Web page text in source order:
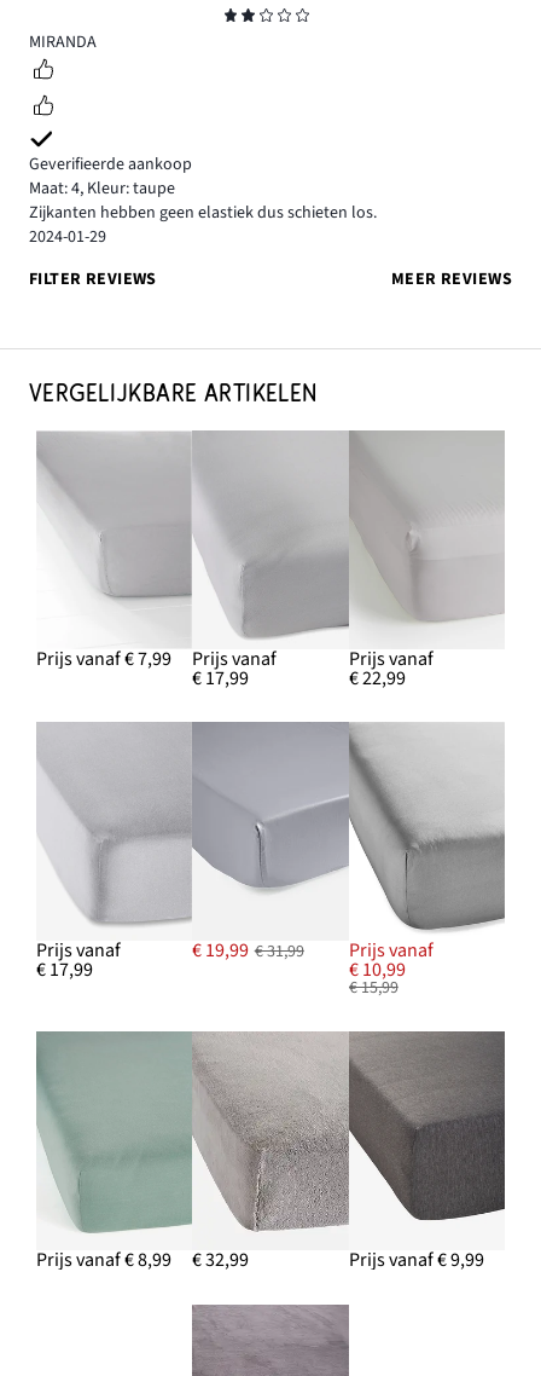
2
MIRANDA
Geverifieerde aankoop
Maat: 4, Kleur: taupe
Zijkanten hebben geen elastiek dus schieten los.
2024-01-29
FILTER REVIEWS
MEER REVIEWS
VERGELIJKBARE ARTIKELEN
Prijs vanaf € 7,99 Prijs vanaf
€ 17,99
Prijs vanaf
€ 22,99
Prijs vanaf
€ 17,99
€ 19,99 € 31,99 Prijs vanaf
€ 10,99
€ 15,99
Prijs vanaf € 8,99 € 32,99 Prijs vanaf € 9,99